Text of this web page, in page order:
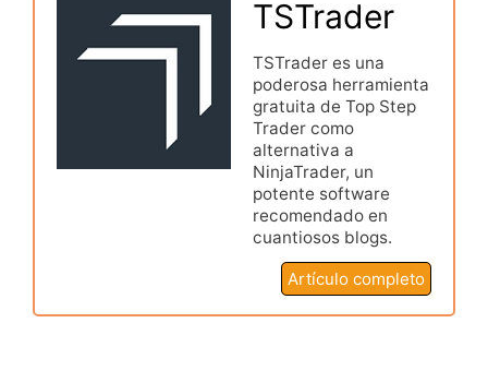
TSTrader
TSTrader es una
poderosa herramienta
gratuita de Top Step
Trader como
alternativa a
NinjaTrader, un
potente software
recomendado en
cuantiosos blogs.
Artículo completo